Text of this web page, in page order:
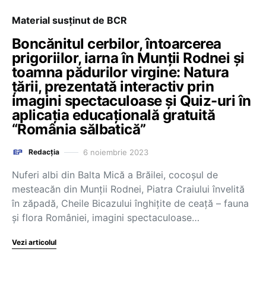
Material susținut de BCR
Boncănitul cerbilor, întoarcerea
prigoriilor, iarna în Munții Rodnei și
toamna pădurilor virgine: Natura
țării, prezentată interactiv prin
imagini spectaculoase și Quiz-uri în
aplicația educațională gratuită
“România sălbatică”
Redacția 6 noiembrie 2023
Nuferi albi din Balta Mică a Brăilei, cocoșul de
mesteacăn din Munții Rodnei, Piatra Craiului învelită
în zăpadă, Cheile Bicazului înghițite de ceață – fauna
și flora României, imagini spectaculoase…
Vezi articolul